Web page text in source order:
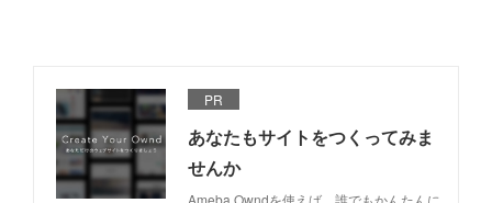
PR
あなたもサイトをつくってみま
せんか
Ameba Owndを使えば、誰でもかんたんに